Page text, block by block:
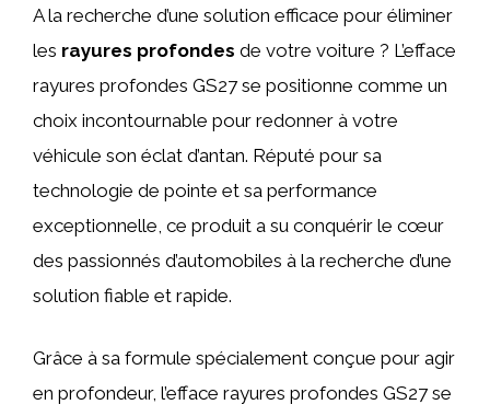
A la recherche d’une solution efficace pour éliminer
les rayures profondes de votre voiture ? L’efface
rayures profondes GS27 se positionne comme un
choix incontournable pour redonner à votre
véhicule son éclat d’antan. Réputé pour sa
technologie de pointe et sa performance
exceptionnelle, ce produit a su conquérir le cœur
des passionnés d’automobiles à la recherche d’une
solution fiable et rapide.
Grâce à sa formule spécialement conçue pour agir
en profondeur, l’efface rayures profondes GS27 se